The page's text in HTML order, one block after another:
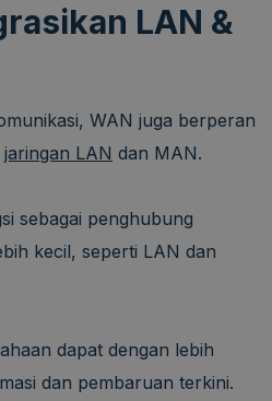
LAN &
WAN juga berperan
jaringan LAN dan MAN.
sebagai penghubung
kecil, seperti LAN dan
dapat dengan lebih
dan pembaruan terkini.